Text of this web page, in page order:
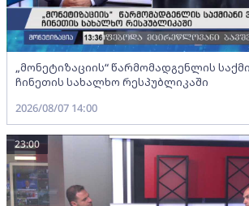
„მონეტიზაციის“ წარმომადგენლის
ჩინეთის სახალხო რესპუბლიკაში
2026/08/07 14:00
23:00